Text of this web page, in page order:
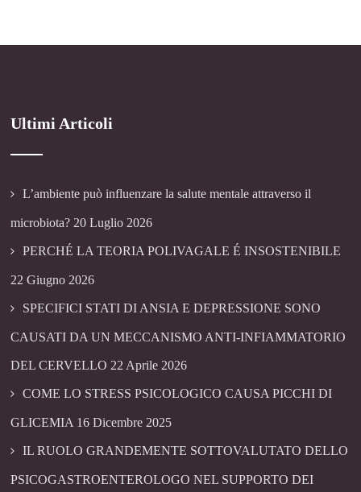
Ultimi Articoli
L’ambiente può influenzare la salute mentale attraverso il
microbiota? 20 Luglio 2026
PERCHÉ LA TEORIA POLIVAGALE É INSOSTENIBILE
22 Giugno 2026
SPECIFICI STATI DI ANSIA E DEPRESSIONE SONO
CAUSATI DA UN MECCANISMO ANTI-INFIAMMATORIO
DEL CERVELLO 22 Aprile 2026
COME LO STRESS PSICOLOGICO CAUSA PICCHI DI
GLICEMIA 16 Dicembre 2025
IL RUOLO GRANDEMENTE SOTTOVALUTATO DELLO
PSICOGASTROENTEROLOGO NEL SUPPORTO DEI